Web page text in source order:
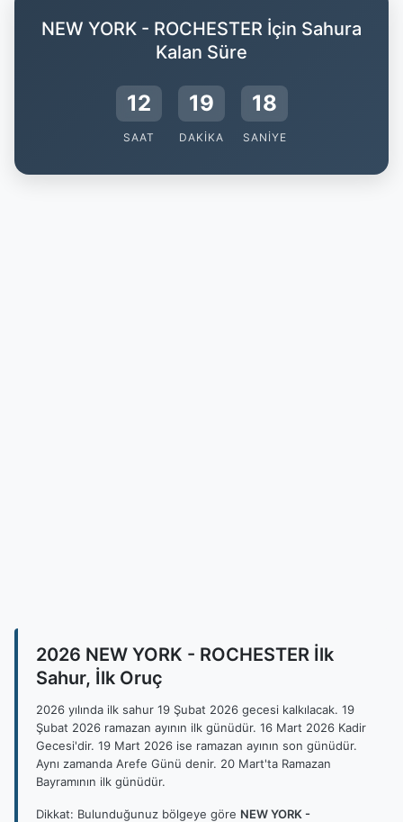
NEW YORK - ROCHESTER İçin Sahura
Kalan Süre
12
SAAT
19
DAKIKA
17
SANIYE
2026 NEW YORK - ROCHESTER İlk
Sahur, İlk Oruç
2026 yılında ilk sahur 19 Şubat 2026 gecesi kalkılacak. 19
Şubat 2026 ramazan ayının ilk günüdür. 16 Mart 2026 Kadir
Gecesi'dir. 19 Mart 2026 ise ramazan ayının son günüdür.
Aynı zamanda Arefe Günü denir. 20 Mart'ta Ramazan
Bayramının ilk günüdür.
Dikkat: Bulunduğunuz bölgeye göre NEW YORK -